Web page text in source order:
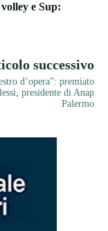
e Sup:
successivo
d’opera”: premiato
presidente di Anap
Palermo